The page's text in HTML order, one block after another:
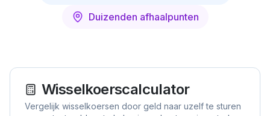
Duizenden afhaalpunten
Wisselkoerscalculator
Vergelijk wisselkoersen door geld naar uzelf te sturen